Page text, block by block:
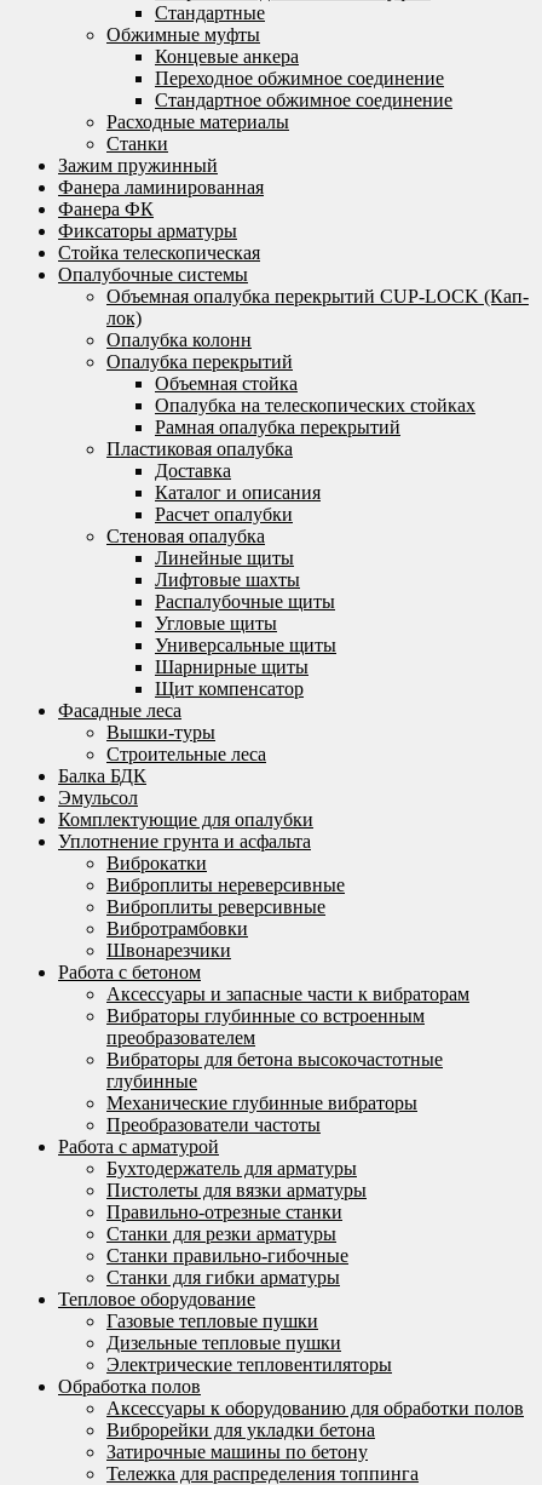
Стандартные
Обжимные муфты
Концевые анкера
Переходное обжимное соединение
Стандартное обжимное соединение
Расходные материалы
Станки
Зажим пружинный
Фанера ламинированная
Фанера ФК
Фиксаторы арматуры
Стойка телескопическая
Опалубочные системы
Объемная опалубка перекрытий CUP-LOCK (Кап-
лок)
Опалубка колонн
Опалубка перекрытий
Объемная стойка
Опалубка на телескопических стойках
Рамная опалубка перекрытий
Пластиковая опалубка
Доставка
Каталог и описания
Расчет опалубки
Стеновая опалубка
Линейные щиты
Лифтовые шахты
Распалубочные щиты
Угловые щиты
Универсальные щиты
Шарнирные щиты
Щит компенсатор
Фасадные леса
Вышки-туры
Строительные леса
Балка БДК
Эмульсол
Комплектующие для опалубки
Уплотнение грунта и асфальта
Виброкатки
Виброплиты нереверсивные
Виброплиты реверсивные
Вибротрамбовки
Швонарезчики
Работа с бетоном
Аксессуары и запасные части к вибраторам
Вибраторы глубинные со встроенным
преобразователем
Вибраторы для бетона высокочастотные
глубинные
Механические глубинные вибраторы
Преобразователи частоты
Работа с арматурой
Бухтодержатель для арматуры
Пистолеты для вязки арматуры
Правильно-отрезные станки
Станки для резки арматуры
Станки правильно-гибочные
Станки для гибки арматуры
Тепловое оборудование
Газовые тепловые пушки
Дизельные тепловые пушки
Электрические тепловентиляторы
Обработка полов
Аксессуары к оборудованию для обработки полов
Виброрейки для укладки бетона
Затирочные машины по бетону
Тележка для распределения топпинга